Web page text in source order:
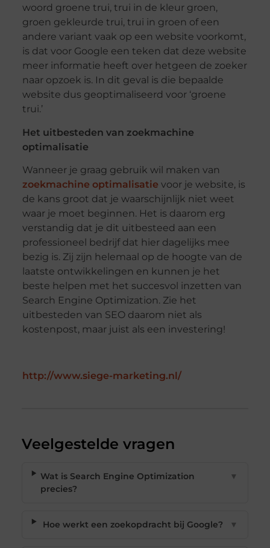
woord groene trui, trui in de kleur groen,
groen gekleurde trui, trui in groen of een
andere variant vaak op een website voorkomt,
is dat voor Google een teken dat deze website
meer informatie heeft over hetgeen de zoeker
naar opzoek is. In dit geval is die bepaalde
website dus geoptimaliseerd voor ‘groene
trui.’
Het uitbesteden van zoekmachine
optimalisatie
Wanneer je graag gebruik wil maken van
zoekmachine optimalisatie voor je website, is
de kans groot dat je waarschijnlijk niet weet
waar je moet beginnen. Het is daarom erg
verstandig dat je dit uitbesteed aan een
professioneel bedrijf dat hier dagelijks mee
bezig is. Zij zijn helemaal op de hoogte van de
laatste ontwikkelingen en kunnen je het
beste helpen met het succesvol inzetten van
Search Engine Optimization. Zie het
uitbesteden van SEO daarom niet als
kostenpost, maar juist als een investering!
http://www.siege-marketing.nl/
Veelgestelde vragen
Wat is Search Engine Optimization
precies?
▼
Hoe werkt een zoekopdracht bij Google? ▼